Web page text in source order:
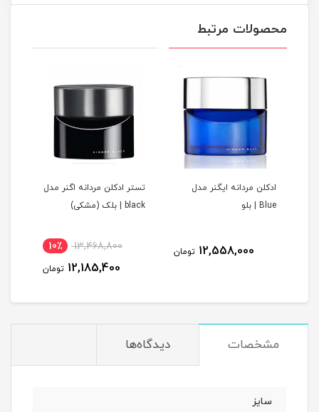
محصولات مرتبط
ادکلن مردانه ایگنر مدل
Blue | بلو
12,558,000 تومان
تستر ادکلن مردانه اگنر مدل
black | بلک (مشکی)
13,468,800 10٪
12,185,400 تومان
مشخصات دیدگاه‌ها
سایز